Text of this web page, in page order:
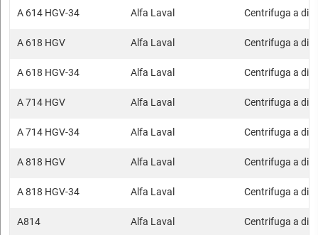
A 614 HGV-34 Alfa Laval Centrifuga a
A 618 HGV Alfa Laval Centrifuga a
A 618 HGV-34 Alfa Laval Centrifuga a
A 714 HGV Alfa Laval Centrifuga a
A 714 HGV-34 Alfa Laval Centrifuga a
A 818 HGV Alfa Laval Centrifuga a
A 818 HGV-34 Alfa Laval Centrifuga a
A814 Alfa Laval Centrifuga a